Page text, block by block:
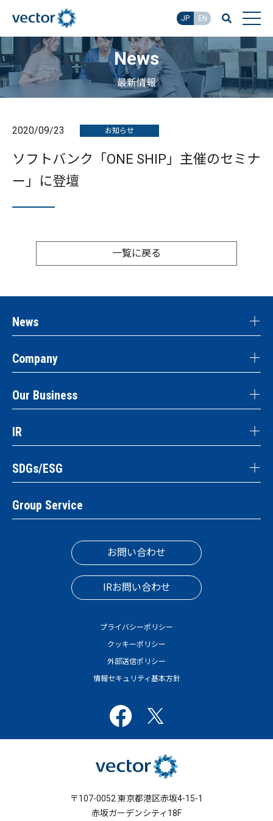
JP EN
News
最新情報
2020/09/23 お知らせ
ソフトバンク「ONE SHIP」主催のセミナ
ー」に登壇
一覧に戻る
News
Company
Our Business
IR
SDGs/ESG
Group Service
お問い合わせ
IRお問い合わせ
プライバシーポリシー
クッキーポリシー
外部送信ポリシー
情報セキュリティ基本方針
〒107-0052 東京都港区赤坂4-15-1
赤坂ガーデンシティ18F